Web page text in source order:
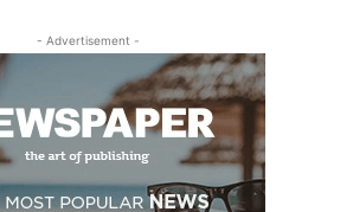
- Advertisement -